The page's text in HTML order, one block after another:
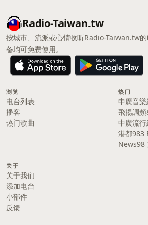
Radio-Taiwan.tw
按城市、流派或心情收听Radio-Taiwan.tw
备均可免费使用。
浏览
电台列表
播客
热门歌曲
热门
中廣音
飛揚調
中廣流
港都983
News98
关于
关于我们
添加电台
小部件
反馈